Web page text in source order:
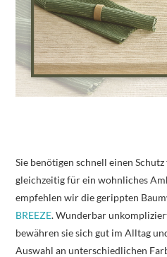
Sie benötigen schnell einen
gleichzeitig für ein wohnliches
empfehlen wir die gerippten
BREEZE. Wunderbar
bewähren sie sich gut im Alltag
Auswahl an unterschiedlichen